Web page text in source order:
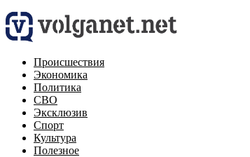
Происшествия
Экономика
Политика
СВО
Эксклюзив
Спорт
Культура
Полезное